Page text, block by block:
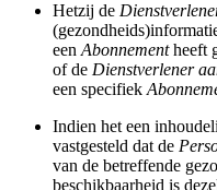
Hetzij de
eenAbonnementheeft
of de Dienstverlener
een specifiek
Indien het een
vastgesteld dat de
van de betreffende
beschikbaarheid is